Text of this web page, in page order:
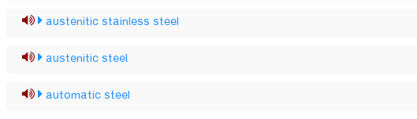
austenitic stainless steel
austenitic steel
automatic steel